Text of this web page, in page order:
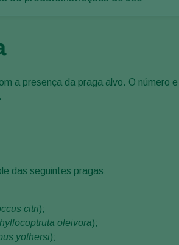
a presença da praga alvo. O número
das seguintes pragas:
citri);
oleivora);
yothersi);